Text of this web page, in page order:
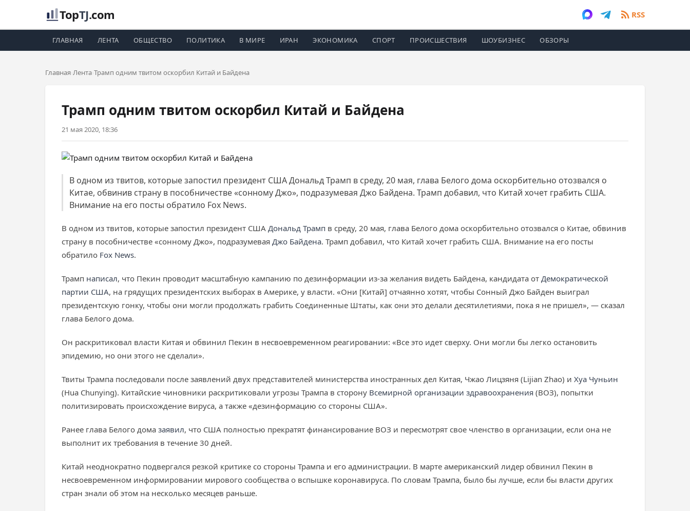
TopTJ.com RSS
ГЛАВНАЯ ЛЕНТА ОБЩЕСТВО ПОЛИТИКА В МИРЕ ИРАН ЭКОНОМИКА СПОРТ ПРОИСШЕСТВИЯ ШОУБИЗНЕС ОБЗОРЫ
Главная Лента Трамп одним твитом оскорбил Китай и Байдена
Трамп одним твитом оскорбил Китай и Байдена
21 мая 2020, 18:36
В одном из твитов, которые запостил президент США Дональд Трамп в среду, 20 мая, глава Белого дома оскорбительно отозвался о
Китае, обвинив страну в пособничестве «сонному Джо», подразумевая Джо Байдена. Трамп добавил, что Китай хочет грабить США.
Внимание на его посты обратило Fox News.
В одном из твитов, которые запостил президент США Дональд Трамп в среду, 20 мая, глава Белого дома оскорбительно отозвался о Китае, обвинив
страну в пособничестве «сонному Джо», подразумевая Джо Байдена. Трамп добавил, что Китай хочет грабить США. Внимание на его посты
обратило Fox News.
Трамп написал, что Пекин проводит масштабную кампанию по дезинформации из-за желания видеть Байдена, кандидата от Демократической
партии США, на грядущих президентских выборах в Америке, у власти. «Они [Китай] отчаянно хотят, чтобы Сонный Джо Байден выиграл
президентскую гонку, чтобы они могли продолжать грабить Соединенные Штаты, как они это делали десятилетиями, пока я не пришел», — сказал
глава Белого дома.
Он раскритиковал власти Китая и обвинил Пекин в несвоевременном реагировании: «Все это идет сверху. Они могли бы легко остановить
эпидемию, но они этого не сделали».
Твиты Трампа последовали после заявлений двух представителей министерства иностранных дел Китая, Чжао Лицзяня (Lijian Zhao) и Хуа Чуньин
(Hua Chunying). Китайские чиновники раскритиковали угрозы Трампа в сторону Всемирной организации здравоохранения (ВОЗ), попытки
политизировать происхождение вируса, а также «дезинформацию со стороны США».
Ранее глава Белого дома заявил, что США полностью прекратят финансирование ВОЗ и пересмотрят свое членство в организации, если она не
выполнит их требования в течение 30 дней.
Китай неоднократно подвергался резкой критике со стороны Трампа и его администрации. В марте американский лидер обвинил Пекин в
несвоевременном информировании мирового сообщества о вспышке коронавируса. По словам Трампа, было бы лучше, если бы власти других
стран знали об этом на несколько месяцев раньше.